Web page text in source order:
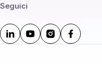
Seguici